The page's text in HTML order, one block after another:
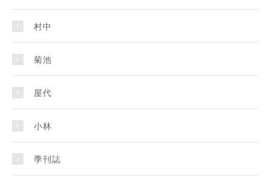
村中
菊池
屋代
小林
季刊誌